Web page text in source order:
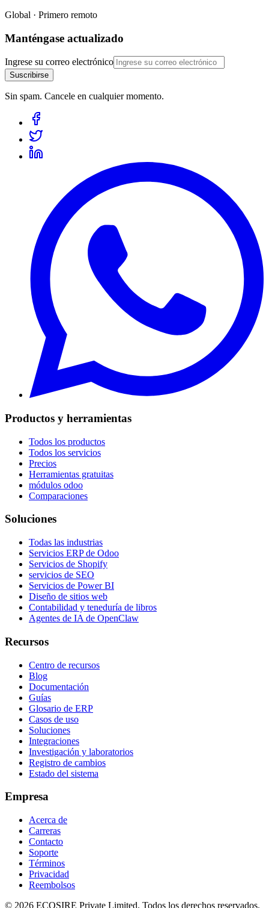
Global · Primero remoto
Manténgase actualizado
Ingrese su correo electrónico
Suscribirse
Sin spam. Cancele en cualquier momento.
Productos y herramientas
Todos los productos
Todos los servicios
Precios
Herramientas gratuitas
módulos odoo
Comparaciones
Soluciones
Todas las industrias
Servicios ERP de Odoo
Servicios de Shopify
servicios de SEO
Servicios de Power BI
Diseño de sitios web
Contabilidad y teneduría de libros
Agentes de IA de OpenClaw
Recursos
Centro de recursos
Blog
Documentación
Guías
Glosario de ERP
Casos de uso
Soluciones
Integraciones
Investigación y laboratorios
Registro de cambios
Estado del sistema
Empresa
Acerca de
Carreras
Contacto
Soporte
Términos
Privacidad
Reembolsos
© 2026 ECOSIRE Private Limited. Todos los derechos reservados.